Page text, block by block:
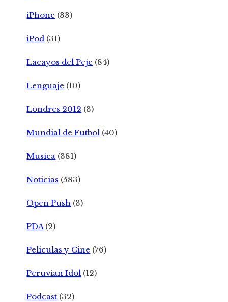
iPhone (33)
iPod (31)
Lacayos del Peje (84)
Lenguaje (10)
Londres 2012 (3)
Mundial de Futbol (40)
Musica (381)
Noticias (583)
Open Push (3)
PDA(2)
Peliculas y Cine (76)
Peruvian Idol (12)
Podcast (32)